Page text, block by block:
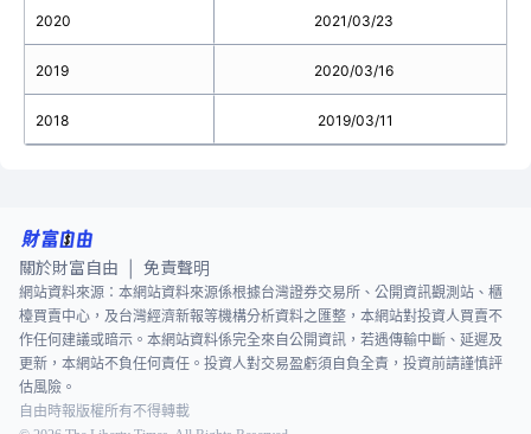
2020
2019
2018
2021/03/23
2020/03/16
2019/03/11
關於財富自由 免責聲明
網站資料來源：本網站資料來源係根據台灣證券交易所、公開資訊觀測站、櫃
檯買賣中心，及台灣經濟新報等機構分析資料之匯整，本網站對投資人買賣不
作任何建議或暗示。本網站資料係完全來自公開資訊，若遇傳輸中斷、延遲及
更新，本網站不負任何責任。投資人對交易盈虧須自負全責，投資前請謹慎評
估風險。
自由時報版權所有不得轉載